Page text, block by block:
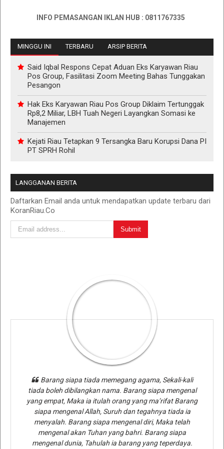
INFO PEMASANGAN IKLAN HUB : 0811767335
MINGGU INI TERBARU ARSIP BERITA
Said Iqbal Respons Cepat Aduan Eks Karyawan Riau
Pos Group, Fasilitasi Zoom Meeting Bahas Tunggakan
Pesangon
Hak Eks Karyawan Riau Pos Group Diklaim Tertunggak
Rp8,2 Miliar, LBH Tuah Negeri Layangkan Somasi ke
Manajemen
Kejati Riau Tetapkan 9 Tersangka Baru Korupsi Dana PI
PT SPRH Rohil
LANGGANAN BERITA
Daftarkan Email anda untuk mendapatkan update terbaru dari
KoranRiau.Co
Barang siapa tiada memegang agama, Sekali-kali
tiada boleh dibilangkan nama. Barang siapa mengenal
yang empat, Maka ia itulah orang yang ma’rifat Barang
siapa mengenal Allah, Suruh dan tegahnya tiada ia
menyalah. Barang siapa mengenal diri, Maka telah
mengenal akan Tuhan yang bahri. Barang siapa
mengenal dunia, Tahulah ia barang yang teperdaya.